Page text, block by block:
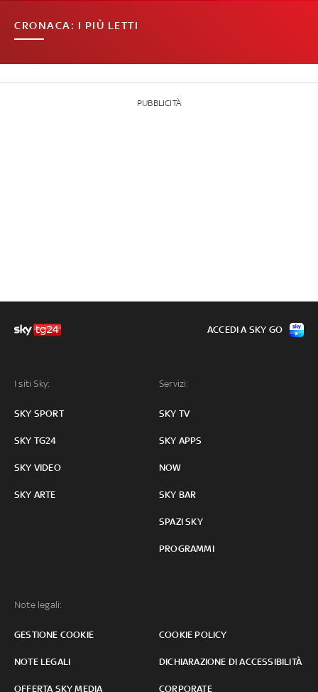
CRONACA: I PIÙ LETTI
PUBBLICITÀ
I siti Sky:
SKY SPORT
SKY TG24
SKY VIDEO
SKY ARTE
Servizi:
SKY TV
SKY APPS
NOW
SKY BAR
SPAZI SKY
PROGRAMMI
Note legali:
GESTIONE COOKIE COOKIE POLICY
NOTE LEGALI DICHIARAZIONE DI ACCESSIBILITÀ
OFFERTA SKY MEDIA CORPORATE
ACCEDI A SKY GO